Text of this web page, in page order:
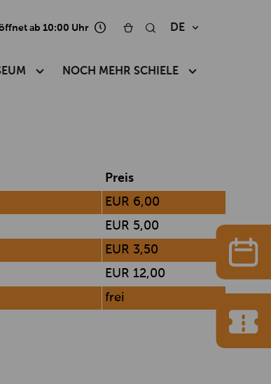
ab 10:00 Uhr DE
NOCH MEHR SCHIELE
Preis
EUR 6,00
EUR 5,00
EUR 3,50
EUR 12,00
frei